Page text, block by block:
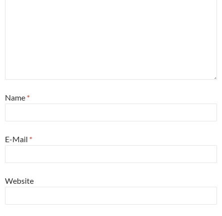
Name *
E-Mail *
Website